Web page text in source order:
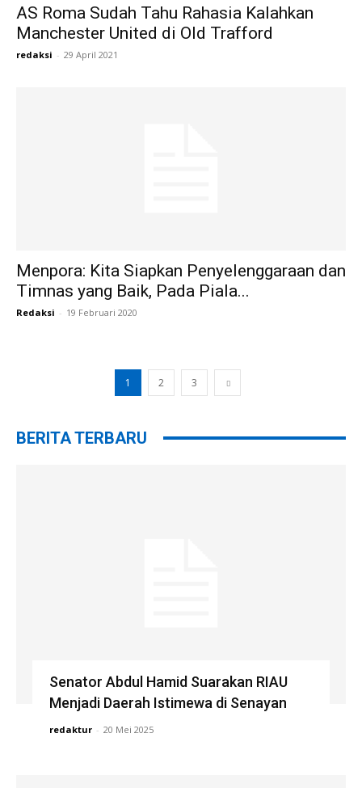
AS Roma Sudah Tahu Rahasia Kalahkan
Manchester United di Old Trafford
redaksi - 29 April 2021
Menpora: Kita Siapkan Penyelenggaraan dan
Timnas yang Baik, Pada Piala...
Redaksi - 19 Februari 2020
1 2 3
BERITA TERBARU
Senator Abdul Hamid Suarakan RIAU
Menjadi Daerah Istimewa di Senayan
redaktur - 20 Mei 2025